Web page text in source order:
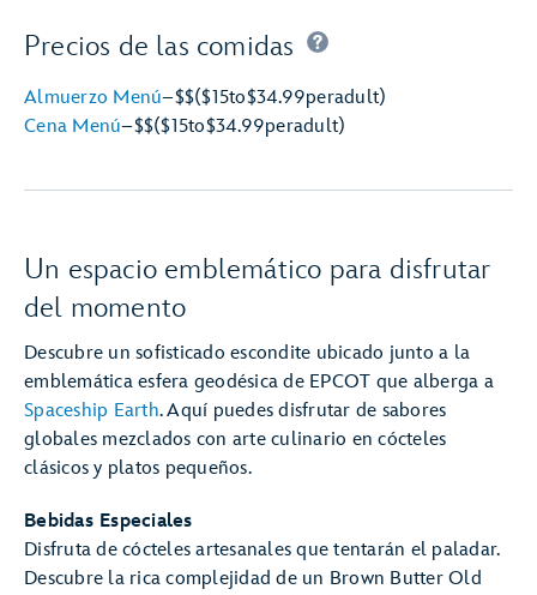
Precios de las comidas
Almuerzo Menú–$$($15to$34.99peradult)
Cena Menú–$$($15to$34.99peradult)
Un espacio emblemático para disfrutar
del momento
Descubre un sofisticado escondite ubicado junto a la
emblemática esfera geodésica de EPCOT que alberga a
Spaceship Earth. Aquí puedes disfrutar de sabores
globales mezclados con arte culinario en cócteles
clásicos y platos pequeños.
Bebidas Especiales
Disfruta de cócteles artesanales que tentarán el paladar.
Descubre la rica complejidad de un Brown Butter Old